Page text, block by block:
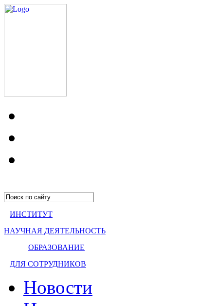
ИНСТИТУТ
НАУЧНАЯ ДЕЯТЕЛЬНОСТЬ
ОБРАЗОВАНИЕ
ДЛЯ СОТРУДНИКОВ
Новости